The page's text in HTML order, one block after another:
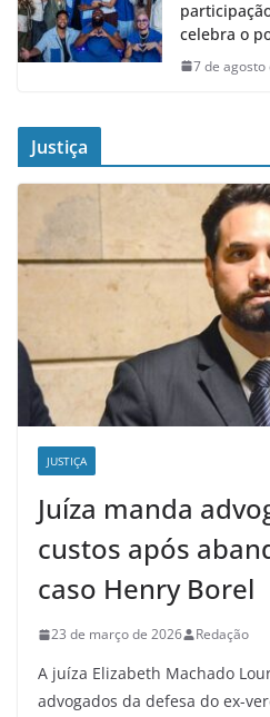
celebra o
7 de agosto
Justiça
JUSTIÇA
Juíza manda
custos após
caso Henry Borel
23 de março de 2026 Redação
A juíza Elizabeth Machado
advogados da defesa do ex-